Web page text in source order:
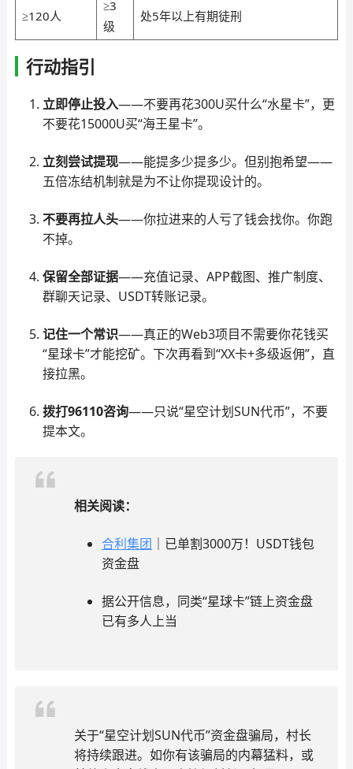
≥120人
≥3
级
处5年以上有期徒刑
行动指引
立即停止投入——不要再花300U买什么“水星卡”，更
不要花15000U买“海王星卡”。
立刻尝试提现——能提多少提多少。但别抱希望——
五倍冻结机制就是为不让你提现设计的。
不要再拉人头——你拉进来的人亏了钱会找你。你跑
不掉。
保留全部证据——充值记录、APP截图、推广制度、
群聊天记录、USDT转账记录。
记住一个常识——真正的Web3项目不需要你花钱买
“星球卡”才能挖矿。下次再看到“XX卡+多级返佣”，直
接拉黑。
拨打96110咨询——只说“星空计划SUN代币”，不要
提本文。
相关阅读：
合利集团 ｜已单割3000万！USDT钱包
资金盘
据公开信息，同类“星球卡”链上资金盘
已有多人上当
关于“星空计划SUN代币”资金盘骗局，村长
将持续跟进。如你有该骗局的内幕猛料，或